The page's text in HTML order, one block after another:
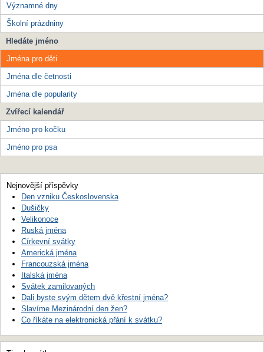
Významné dny
Školní prázdniny
Hledáte jméno
Jména pro děti
Jména dle četnosti
Jména dle popularity
Zvířecí kalendář
Jméno pro kočku
Jméno pro psa
Nejnovější příspěvky
Den vzniku Československa
Dušičky
Velikonoce
Ruská jména
Církevní svátky
Americká jména
Francouzská jména
Italská jména
Svátek zamilovaných
Dali byste svým dětem dvě křestní jména?
Slavíme Mezinárodní den žen?
Co říkáte na elektronická přání k svátku?